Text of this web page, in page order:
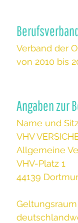
Verband der
von 2010 bis
Angaben zur
Name und
VHV
Allgemeine
VHV-Platz 1
44139